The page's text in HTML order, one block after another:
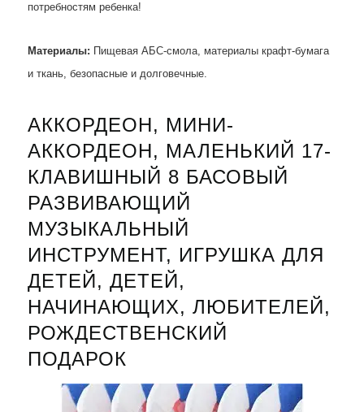
потребностям ребенка!
Материалы: Пищевая АБС-смола, материалы крафт-бумага
и ткань, безопасные и долговечные.
АККОРДЕОН, МИНИ-
АККОРДЕОН, МАЛЕНЬКИЙ 17-
КЛАВИШНЫЙ 8 БАСОВЫЙ
РАЗВИВАЮЩИЙ
МУЗЫКАЛЬНЫЙ
ИНСТРУМЕНТ, ИГРУШКА ДЛЯ
ДЕТЕЙ, ДЕТЕЙ,
НАЧИНАЮЩИХ, ЛЮБИТЕЛЕЙ,
РОЖДЕСТВЕНСКИЙ
ПОДАРОК